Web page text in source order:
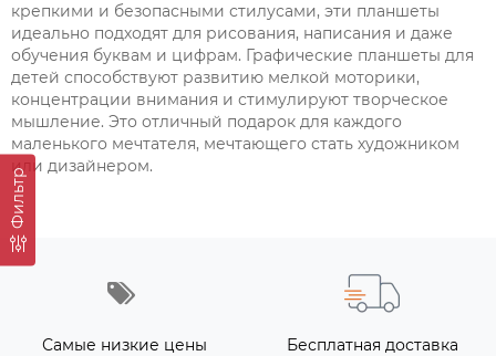
Фильтр
крепкими и безопасными стилусами, эти планшеты
идеально подходят для рисования, написания и даже
обучения буквам и цифрам. Графические планшеты для
детей способствуют развитию мелкой моторики,
концентрации внимания и стимулируют творческое
мышление. Это отличный подарок для каждого
маленького мечтателя, мечтающего стать художником
или дизайнером.
Самые низкие цены
Бесплатная доставка